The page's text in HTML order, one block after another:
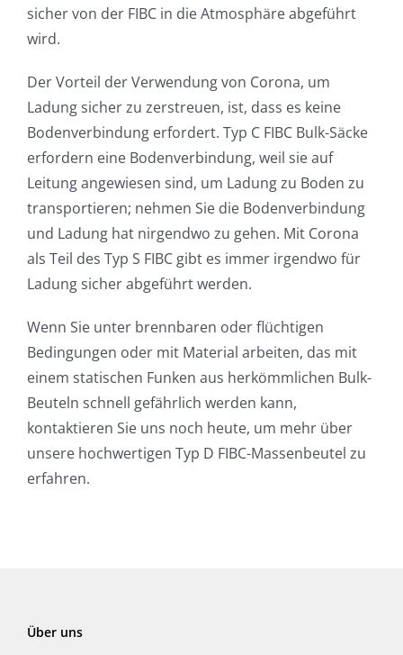
sicher von der FIBC in die Atmosphäre abgeführt
wird.
Der Vorteil der Verwendung von Corona, um
Ladung sicher zu zerstreuen, ist, dass es keine
Bodenverbindung erfordert. Typ C FIBC Bulk-Säcke
erfordern eine Bodenverbindung, weil sie auf
Leitung angewiesen sind, um Ladung zu Boden zu
transportieren; nehmen Sie die Bodenverbindung
und Ladung hat nirgendwo zu gehen. Mit Corona
als Teil des Typ S FIBC gibt es immer irgendwo für
Ladung sicher abgeführt werden.
Wenn Sie unter brennbaren oder flüchtigen
Bedingungen oder mit Material arbeiten, das mit
einem statischen Funken aus herkömmlichen Bulk-
Beuteln schnell gefährlich werden kann,
kontaktieren Sie uns noch heute, um mehr über
unsere hochwertigen Typ D FIBC-Massenbeutel zu
erfahren.
Über uns